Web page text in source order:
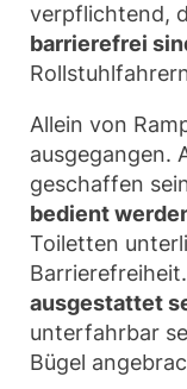
verpflichtend,
barrierefrei
Allein von
ausgegangen.
geschaffen
bedient
Toiletten
ausgestattet
unterfahrbar
Bügel